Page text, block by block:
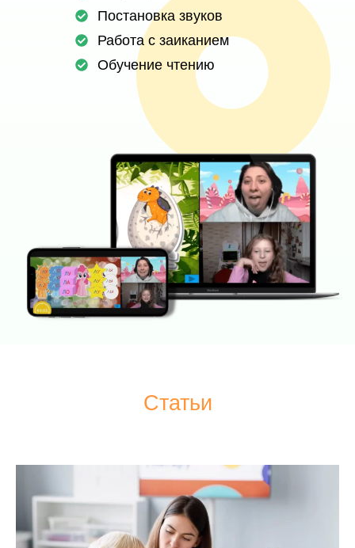
Постановка звуков
Работа с заиканием
Обучение чтению
Статьи